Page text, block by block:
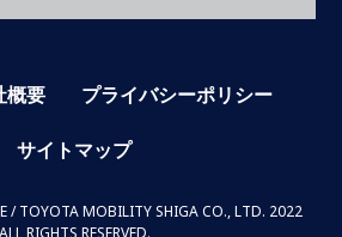
概要 プライバシーポリシー
サイトマップ
TOYOTA MOBILITY SHIGA CO., LTD. 2022